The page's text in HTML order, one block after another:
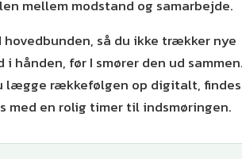
mellem modstand og samarbejde.
så du ikke trækker nye
hånden, før I smører den ud sammen.
lægge rækkefølgen op digitalt, findes
med en rolig timer til indsmøringen.